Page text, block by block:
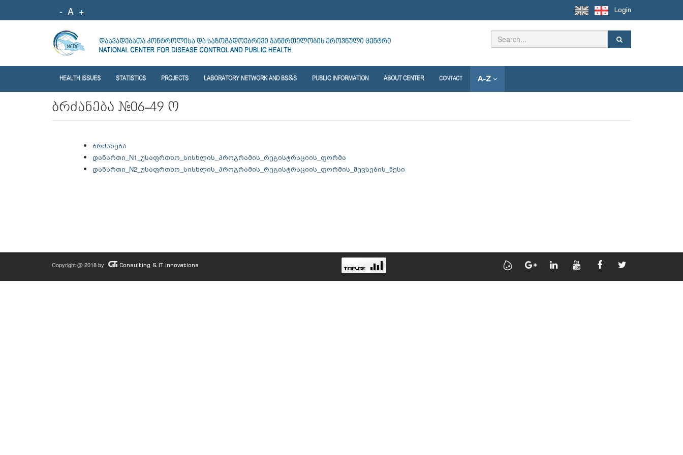
- A + Login
HEALTH ISSUES STATISTICS PROJECTS LABORATORY NETWORK AND BS&S PUBLIC INFORMATION ABOUT CENTER CONTACT A-Z
ბრძანება #06-49 ო
ბრძანება
დანართი_N1_უსაფრთხო_სისხლის_პროგრამის_რეგისტრაციის_ფორმა
დანართი_N2_უსაფრთხო_სისხლის_პროგრამის_რეგისტრაციის_ფორმის_შევსების_წესი
Copyright @ 2018 by Consulting & IT Innovations